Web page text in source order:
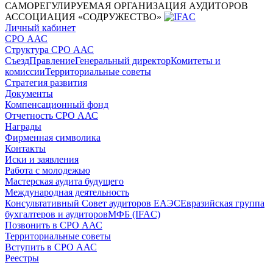
САМОРЕГУЛИРУЕМАЯ ОРГАНИЗАЦИЯ АУДИТОРОВ
АССОЦИАЦИЯ «СОДРУЖЕСТВО»
Личный кабинет
СРО ААС
Структура СРО ААС
СъездПравлениеГенеральный директорКомитеты и
комиссииТерриториальные советы
Стратегия развития
Документы
Компенсационный фонд
Отчетность СРО ААС
Награды
Фирменная символика
Контакты
Иски и заявления
Работа с молодежью
Мастерская аудита будущего
Международная деятельность
Консультативный Совет аудиторов ЕАЭСЕвразийская группа
бухгалтеров и аудиторовМФБ (IFAC)
Позвонить в СРО ААС
Территориальные советы
Вступить в СРО ААС
Реестры